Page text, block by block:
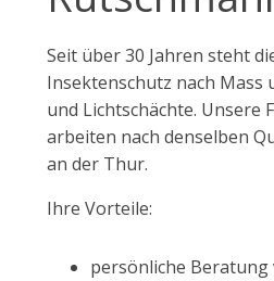
Seit über 30 Jahren steht
Insektenschutz nach
und Lichtschächte. Unsere
arbeiten nach denselben
an der Thur.
Ihre Vorteile:
persönliche